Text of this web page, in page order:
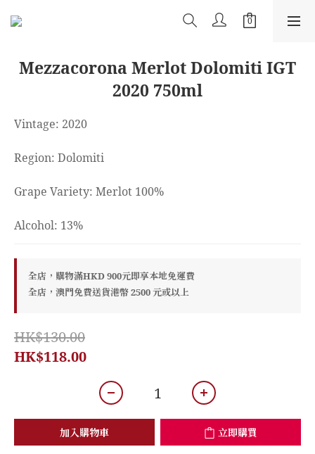
Mezzacorona Merlot Dolomiti IGT
2020 750ml
Vintage: 2020
Region: Dolomiti
Grape Variety: Merlot 100%
Alcohol: 13%
全店，購物滿HKD 900元即享本地免運費
全店，澳門免費送貨港幣 2500 元或以上
HK$130.00
HK$118.00
加入購物車 立即購買